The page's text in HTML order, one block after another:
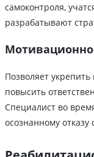
самоконтроля,
разрабатывают
Позволяет
повысить
Специалист во
осознанному отказу